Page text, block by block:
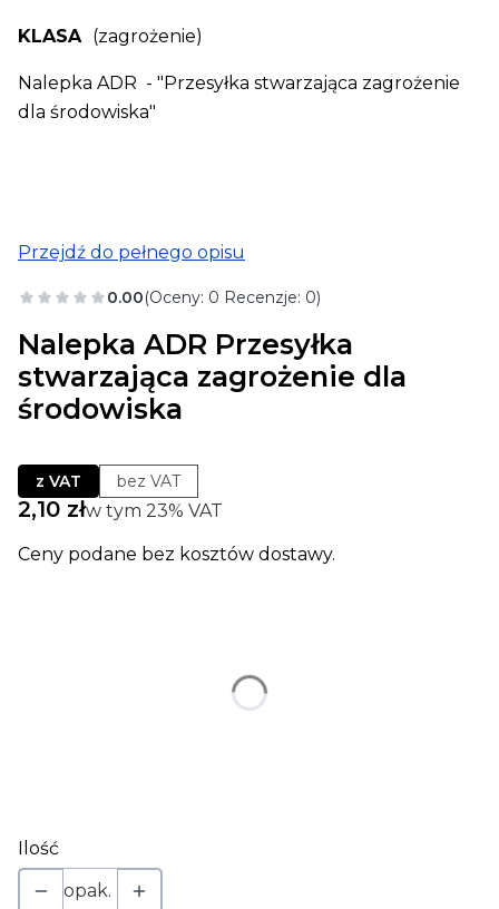
KLASA (zagrożenie)
Nalepka ADR - "Przesyłka stwarzająca zagrożenie
dla środowiska"
Przejdź do pełnego opisu
0.00(Oceny: 0 Recenzje: 0)
Nalepka ADR Przesyłka
stwarzająca zagrożenie dla
środowiska
z VAT bez VAT
Cena
2,10 złw tym 23% VAT
w tym 23% VAT
Ceny podane bez kosztów dostawy.
Ilość
opak.